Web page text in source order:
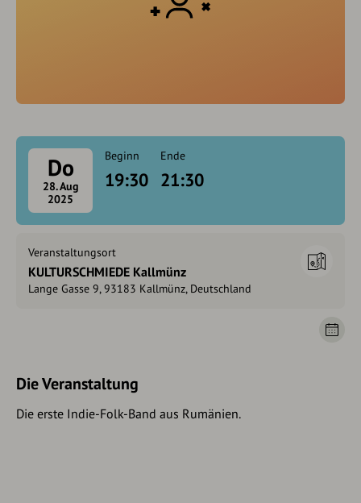
Do
28. Aug
2025
Beginn
19:30
Ende
21:30
Veranstaltungsort
KULTURSCHMIEDE Kallmünz
Lange Gasse 9, 93183 Kallmünz, Deutschland
Die Veranstaltung
Die erste Indie-Folk-Band aus Rumänien.